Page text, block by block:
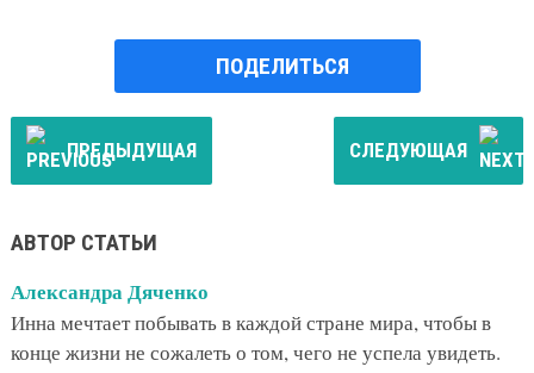
ПОДЕЛИТЬСЯ
ПРЕДЫДУЩАЯ СЛЕДУЮЩАЯ
АВТОР СТАТЬИ
Александра Дяченко
Инна мечтает побывать в каждой стране мира, чтобы в
конце жизни не сожалеть о том, чего не успела увидеть.